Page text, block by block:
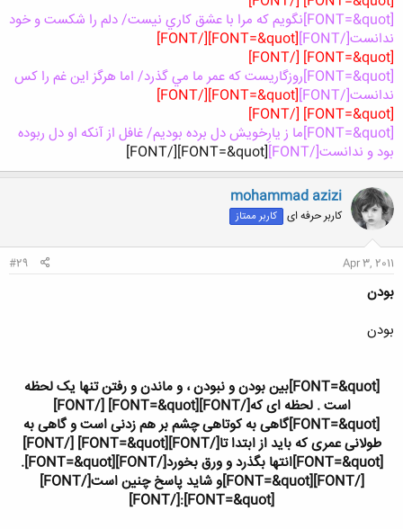
[FONT=&quot]نگويم که مرا با عشق کاري نيست/ دلم را شکست و خود
ندانست[/FONT]
[FONT=&quot][/FONT]
[FONT=&quot] [/FONT]
[FONT=&quot]روزگاريست که عمر ما مي گذرد/ اما هرگز اين غم را کس
ندانست[/FONT]
[FONT=&quot][/FONT]
[FONT=&quot] [/FONT]
[FONT=&quot]ما ز يارِخويش دل برده بوديم/ غافل از آنکه او دل ربوده
بود و ندانست[/FONT]
[FONT=&quot][/FONT]​
mohammad azizi
کاربر حرفه ای کاربر ممتاز
Apr 3, 2011
#29
بودن
بودن
[FONT=&quot]بین بودن و نبودن ، و ماندن و رفتن تنها یک لحظه
است . لحظه ای که[/FONT]
[FONT=&quot] [/FONT]
[FONT=&quot]گاهی به کوتاهی چشم بر هم زدنی است و گاهی به
طولانی عمری که باید از ابتدا تا[/FONT]
[FONT=&quot] [/FONT]
[FONT=&quot]انتها بگذرد و ورق بخورد[/FONT]
[FONT=&quot].
[/FONT]
[FONT=&quot]و شايد پاسخ چنين است[/FONT]
[FONT=&quot]:[/FONT]